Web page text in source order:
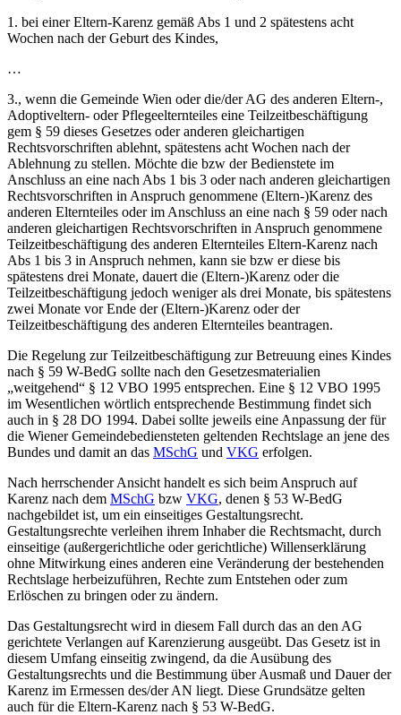
1. bei einer Eltern-Karenz gemäß Abs 1 und 2 spätestens acht
Wochen nach der Geburt des Kindes,
…
3., wenn die Gemeinde Wien oder die/der AG des anderen Eltern-,
Adoptiveltern- oder Pflegeelternteiles eine Teilzeitbeschäftigung
gem § 59 dieses Gesetzes oder anderen gleichartigen
Rechtsvorschriften ablehnt, spätestens acht Wochen nach der
Ablehnung zu stellen. Möchte die bzw der Bedienstete im
Anschluss an eine nach Abs 1 bis 3 oder nach anderen gleichartigen
Rechtsvorschriften in Anspruch genommene (Eltern-)Karenz des
anderen Elternteiles oder im Anschluss an eine nach § 59 oder nach
anderen gleichartigen Rechtsvorschriften in Anspruch genommene
Teilzeitbeschäftigung des anderen Elternteiles Eltern-Karenz nach
Abs 1 bis 3 in Anspruch nehmen, kann sie bzw er diese bis
spätestens drei Monate, dauert die (Eltern-)Karenz oder die
Teilzeitbeschäftigung jedoch weniger als drei Monate, bis spätestens
zwei Monate vor Ende der (Eltern-)Karenz oder der
Teilzeitbeschäftigung des anderen Elternteiles beantragen.
Die Regelung zur Teilzeitbeschäftigung zur Betreuung eines Kindes
nach § 59 W-BedG sollte nach den Gesetzesmaterialien
„weitgehend“ § 12 VBO 1995 entsprechen. Eine § 12 VBO 1995
im Wesentlichen wörtlich entsprechende Bestimmung findet sich
auch in § 28 DO 1994. Dabei sollte jeweils eine Anpassung der für
die Wiener Gemeindebediensteten geltenden Rechtslage an jene des
Bundes und damit an das MSchG und VKG erfolgen.
Nach herrschender Ansicht handelt es sich beim Anspruch auf
Karenz nach dem MSchG bzw VKG, denen § 53 W-BedG
nachgebildet ist, um ein einseitiges Gestaltungsrecht.
Gestaltungsrechte verleihen ihrem Inhaber die Rechtsmacht, durch
einseitige (außergerichtliche oder gerichtliche) Willenserklärung
ohne Mitwirkung eines anderen eine Veränderung der bestehenden
Rechtslage herbeizuführen, Rechte zum Entstehen oder zum
Erlöschen zu bringen oder zu ändern.
Das Gestaltungsrecht wird in diesem Fall durch das an den AG
gerichtete Verlangen auf Karenzierung ausgeübt. Das Gesetz ist in
diesem Umfang einseitig zwingend, da die Ausübung des
Gestaltungsrechts und die Bestimmung über Ausmaß und Dauer der
Karenz im Ermessen des/der AN liegt. Diese Grundsätze gelten
auch für die Eltern-Karenz nach § 53 W-BedG.